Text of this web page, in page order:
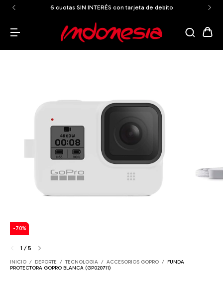
6 cuotas SIN INTERÉS con tarjeta de debito
-70%
1 /5
INICIO / DEPORTE / TECNOLOGIA / ACCESORIOS GOPRO / FUNDA
PROTECTORA GOPRO BLANCA (GP020711)